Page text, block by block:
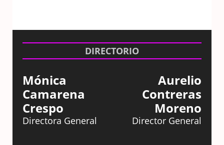
DIRECTORIO
Mónica
Camarena
Crespo
Directora General
Aurelio
Contreras
Moreno
Director General